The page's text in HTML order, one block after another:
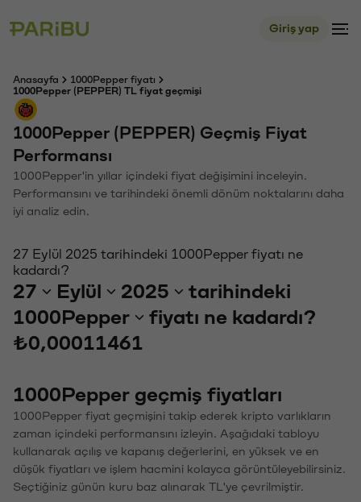
Giriş yap
Anasayfa
1000Pepper fiyatı
1000Pepper (PEPPER) TL fiyat geçmişi
1000Pepper (PEPPER) Geçmiş Fiyat
Performansı
1000Pepper'in yıllar içindeki fiyat değişimini inceleyin.
Performansını ve tarihindeki önemli dönüm noktalarını daha
iyi analiz edin.
27 Eylül 2025 tarihindeki 1000Pepper fiyatı ne
kadardı?
27 Eylül 2025
tarihindeki
1000Pepper
fiyatı ne kadardı?
₺0,00011461
1000Pepper geçmiş fiyatları
1000Pepper fiyat geçmişini takip ederek kripto varlıkların
zaman içindeki performansını izleyin. Aşağıdaki tabloyu
kullanarak açılış ve kapanış değerlerini, en yüksek ve en
düşük fiyatları ve işlem hacmini kolayca görüntüleyebilirsiniz.
Seçtiğiniz günün kuru baz alınarak TL'ye çevrilmiştir.